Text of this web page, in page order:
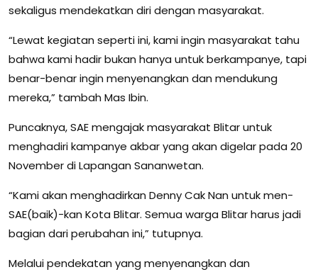
sekaligus mendekatkan diri dengan masyarakat.
“Lewat kegiatan seperti ini, kami ingin masyarakat tahu
bahwa kami hadir bukan hanya untuk berkampanye, tapi
benar-benar ingin menyenangkan dan mendukung
mereka,” tambah Mas Ibin.
Puncaknya, SAE mengajak masyarakat Blitar untuk
menghadiri kampanye akbar yang akan digelar pada 20
November di Lapangan Sananwetan.
“Kami akan menghadirkan Denny Cak Nan untuk men-
SAE(baik)-kan Kota Blitar. Semua warga Blitar harus jadi
bagian dari perubahan ini,” tutupnya.
Melalui pendekatan yang menyenangkan dan